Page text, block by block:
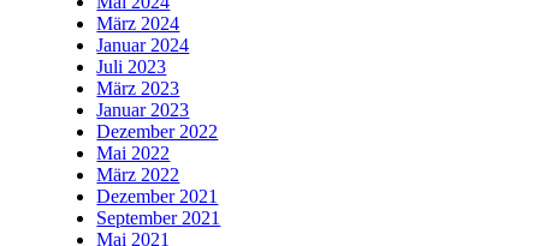
März 2024
Januar 2024
Juli 2023
März 2023
Januar 2023
Dezember 2022
Mai 2022
März 2022
Dezember 2021
September 2021
Mai 2021